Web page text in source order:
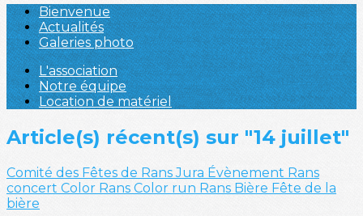
Bienvenue
Actualités
Galeries photo
L'association
Notre équipe
Location de matériel
Article(s) récent(s) sur "14 juillet"
Comité des Fêtes de RansJura Évènement Rans
concert Color Rans Color run Rans Bière Fête de la
bière